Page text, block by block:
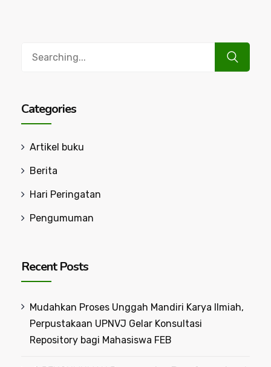
Categories
Artikel buku
Berita
Hari Peringatan
Pengumuman
Recent Posts
Mudahkan Proses Unggah Mandiri Karya Ilmiah,
Perpustakaan UPNVJ Gelar Konsultasi
Repository bagi Mahasiswa FEB